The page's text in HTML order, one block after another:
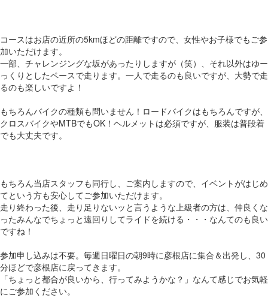
コースはお店の近所の5kmほどの距離ですので、女性やお子様でもご参
加いただけます。
一部、チャレンジングな坂があったりしますが（笑）、それ以外はゆー
っくりとしたペースで走ります。一人で走るのも良いですが、大勢で走
るのも楽しいですよ！
もちろんバイクの種類も問いません！ロードバイクはもちろんですが、
クロスバイクやMTBでもOK！ヘルメットは必須ですが、服装は普段着
でも大丈夫です。
もちろん当店スタッフも同行し、ご案内しますので、イベントがはじめ
てという方も安心してご参加いただけます。
走り終わった後、走り足りないッと言うような上級者の方は、仲良くな
ったみんなでちょっと遠回りしてライドを続ける・・・なんてのも良い
ですね！
参加申し込みは不要。毎週日曜日の朝9時に彦根店に集合＆出発し、30
分ほどで彦根店に戻ってきます。
「ちょっと都合が良いから、行ってみようかな？」なんて感じでお気軽
にご参加ください。